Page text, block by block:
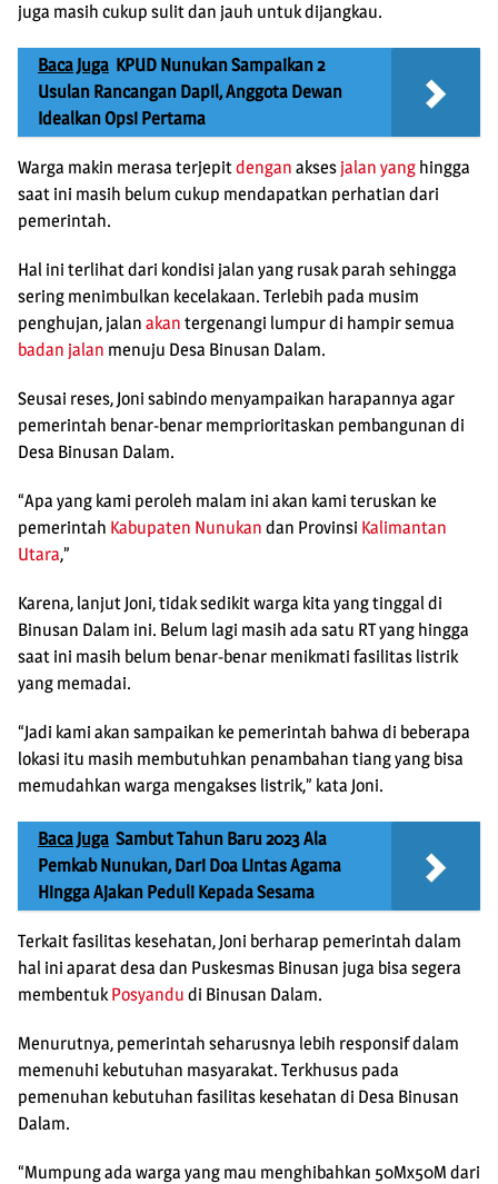
juga masih cukup sulit dan jauh untuk dijangkau.
Baca Juga KPUD Nunukan Sampaikan 2
Usulan Rancangan Dapil, Anggota Dewan
Idealkan Opsi Pertama
Warga makin merasa terjepitdengan akses jalan yang hingga
saat ini masih belum cukup mendapatkan perhatian dari
pemerintah.
Hal ini terlihat dari kondisi jalan yang rusak parah sehingga
sering menimbulkan kecelakaan. Terlebih pada musim
penghujan, jalan akan tergenangi lumpur di hampir semua
badan jalan menuju Desa Binusan Dalam.
Seusai reses, Joni sabindo menyampaikan harapannya agar
pemerintah benar-benar memprioritaskan pembangunan di
Desa Binusan Dalam.
“Apa yang kami peroleh malam ini akan kami teruskan ke
pemerintah Kabupaten Nunukan dan Provinsi Kalimantan
Utara,”
Karena, lanjut Joni, tidak sedikit warga kita yang tinggal di
Binusan Dalam ini. Belum lagi masih ada satu RT yang hingga
saat ini masih belum benar-benar menikmati fasilitas listrik
yang memadai.
“Jadi kami akan sampaikan ke pemerintah bahwa di beberapa
lokasi itu masih membutuhkan penambahan tiang yang bisa
memudahkan warga mengakses listrik,” kata Joni.
Baca Juga Sambut Tahun Baru 2023 Ala
Pemkab Nunukan, Dari Doa Lintas Agama
Hingga Ajakan Peduli Kepada Sesama
Terkait fasilitas kesehatan, Joni berharap pemerintah dalam
hal ini aparat desa dan Puskesmas Binusan juga bisa segera
membentukPosyandu di Binusan Dalam.
Menurutnya, pemerintah seharusnya lebih responsif dalam
memenuhi kebutuhan masyarakat. Terkhusus pada
pemenuhan kebutuhan fasilitas kesehatan di Desa Binusan
Dalam.
“Mumpung ada warga yang mau menghibahkan 50Mx50M dari